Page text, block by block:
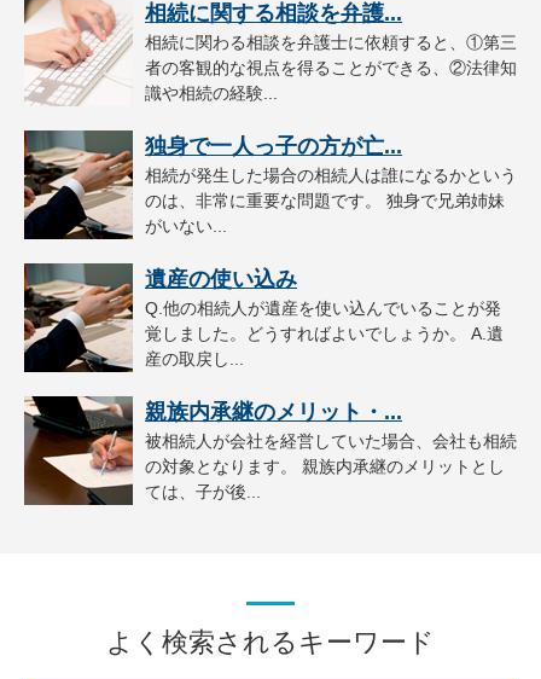
相続に関する相談を弁護...
相続に関わる相談を弁護士に依頼すると、①第三
者の客観的な視点を得ることができる、②法律知
識や相続の経験...
独身で一人っ子の方が亡...
相続が発生した場合の相続人は誰になるかという
のは、非常に重要な問題です。 独身で兄弟姉妹
がいない...
遺産の使い込み
Q.他の相続人が遺産を使い込んでいることが発
覚しました。どうすればよいでしょうか。 A.遺
産の取戻し...
親族内承継のメリット・...
被相続人が会社を経営していた場合、会社も相続
の対象となります。 親族内承継のメリットとし
ては、子が後...
よく検索されるキーワード